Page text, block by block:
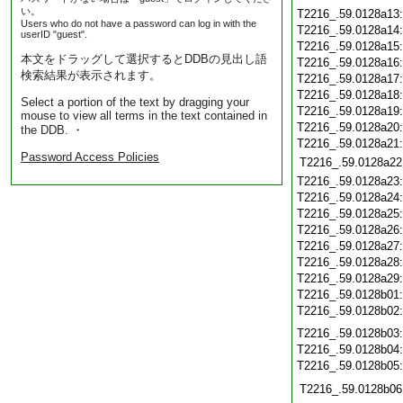
い。
Users who do not have a password can log in with the
userID "guest".
本文をドラッグして選択するとDDBの見出し語
検索結果が表示されます。
Select a portion of the text by dragging your
mouse to view all terms in the text contained in
the DDB. ・
Password Access Policies